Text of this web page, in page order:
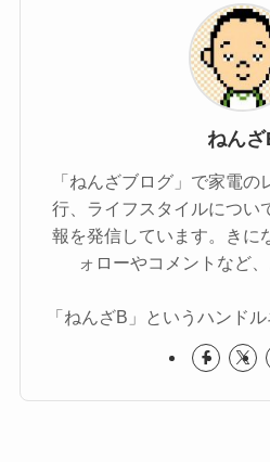
ねんざ
「ねんざブログ」で家電
行、ライフスタイルについ
報を発信しています。きに
ォローやコメントなど
「ねんざB」というハンド